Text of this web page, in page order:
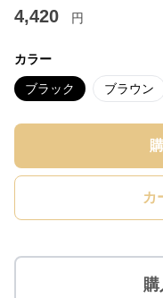
4,420 円
カラー
ブラック ブラウン
カ